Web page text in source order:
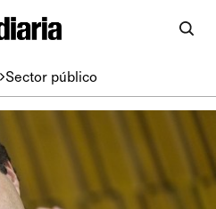
Sector público